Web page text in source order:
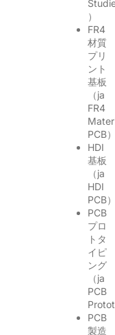
）
FR4
材質
プリ
ント
基板
（ja
FR4
PCB
HDI
基板
（ja
HDI
PCB
PCB
プロ
トタ
イピ
ング
（ja
PCB
PCB
製造